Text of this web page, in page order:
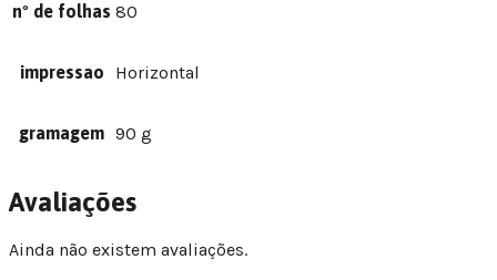
nº de folhas 80
impressao Horizontal
gramagem 90 g
Avaliações
Ainda não existem avaliações.